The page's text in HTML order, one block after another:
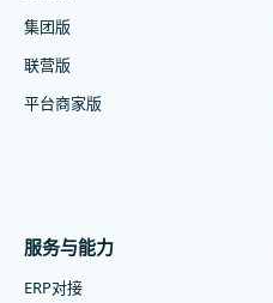
集团版
联营版
平台商家版
服务与能力
ERP对接